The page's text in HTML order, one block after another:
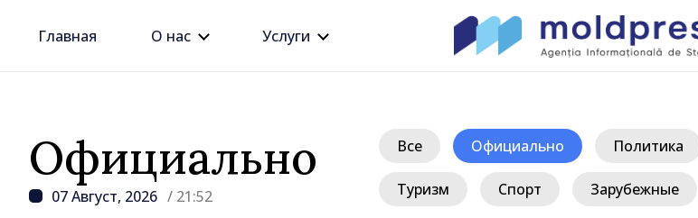
Главная О нас Услуги
Официально
07 Август, 2026 / 21:52
Все Официально Политика
Туризм Спорт Зарубежные